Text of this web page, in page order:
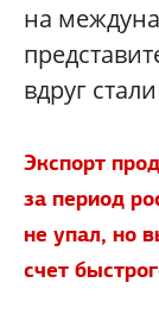
на
вдруг
Экспорт
за период
не упал, но
счет